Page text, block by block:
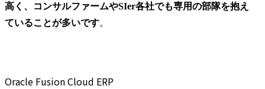
高く、コンサルファームやSIer各社でも専用の部隊を抱え
ていることが多いです。
Oracle Fusion Cloud ERP